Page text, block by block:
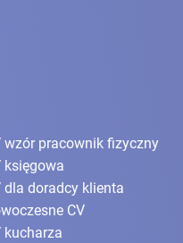
wzór pracownik fizyczny
księgowa
dla doradcy klienta
CV
kucharza